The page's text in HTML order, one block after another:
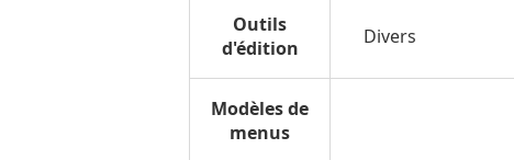
Outils
d'édition
Divers
Modèles de
menus